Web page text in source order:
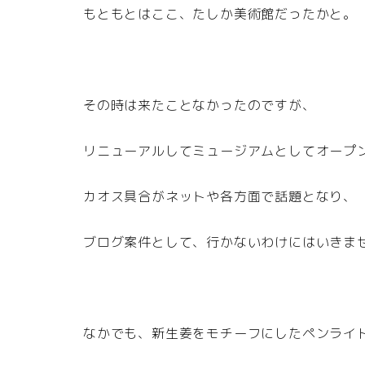
もともとはここ、たしか美術館だったかと。
その時は来たことなかったのですが、
リニューアルしてミュージアムとしてオープ
カオス具合がネットや各方面で話題となり、
ブログ案件として、行かないわけにはいきま
なかでも、新生姜をモチーフにしたペンライ